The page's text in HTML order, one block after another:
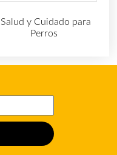
Salud y Cuidado para
Perros